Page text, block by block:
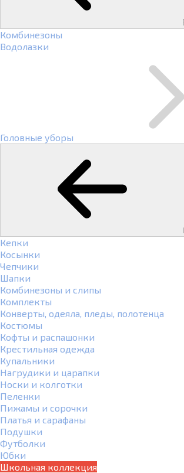
Комбинезоны
Водолазки
Головные уборы
Кепки
Косынки
Чепчики
Шапки
Комбинезоны и слипы
Комплекты
Конверты, одеяла, пледы, полотенца
Костюмы
Кофты и распашонки
Крестильная одежда
Купальники
Нагрудики и царапки
Носки и колготки
Пеленки
Пижамы и сорочки
Платья и сарафаны
Подушки
Футболки
Юбки
Школьная коллекция